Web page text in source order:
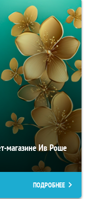
магазине Ив Роше
ПОДРОБНЕЕ